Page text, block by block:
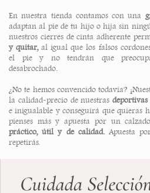
En nuestra tienda contamos con una
adaptan al pie de tu hijo o hija sin
nuestros cierres de cinta adherente
y quitar, al igual que los falsos
el pie y no tendrán que
desabrochado.
¿No te hemos convencido todavía?
la calidad-precio de nuestras deportivas
e inigualable y conseguirá que quieras
pienses más y apuesta por un
práctico, útil y de calidad. Apuesta
repetirás.